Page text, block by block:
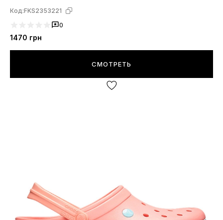
Код:FKS2353221
0
1470 грн
СМОТРЕТЬ